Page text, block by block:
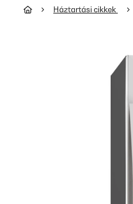
Háztartási cikkek